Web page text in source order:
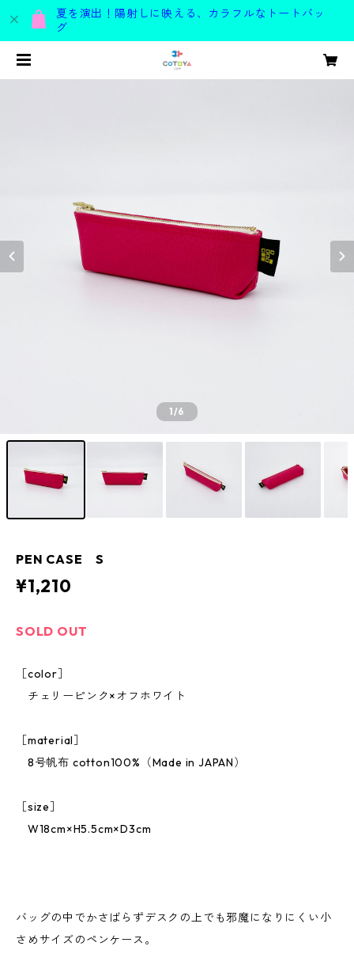
夏を演出！陽射しに映える、カラフルなトートバッ
グ
1/6
PEN CASE S
¥1,210
SOLD OUT
［color］
チェリーピンク×オフホワイト
［material］
8号帆布 cotton100%（Made in JAPAN）
［size］
W18cm×H5.5cm×D3cm
バッグの中でかさばらずデスクの上でも邪魔になりにくい小
さめサイズのペンケース。